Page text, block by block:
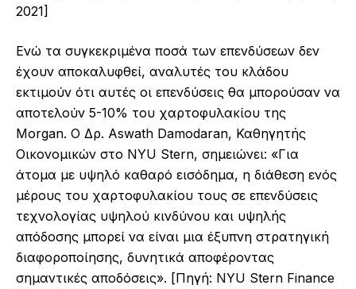
2021]
Ενώ τα συγκεκριμένα ποσά των επενδύσεων δεν
έχουν αποκαλυφθεί, αναλυτές του κλάδου
εκτιμούν ότι αυτές οι επενδύσεις θα μπορούσαν να
αποτελούν 5-10% του χαρτοφυλακίου της
Morgan. Ο Δρ. Aswath Damodaran, Καθηγητής
Οικονομικών στο NYU Stern, σημειώνει: «Για
άτομα με υψηλό καθαρό εισόδημα, η διάθεση ενός
μέρους του χαρτοφυλακίου τους σε επενδύσεις
τεχνολογίας υψηλού κινδύνου και υψηλής
απόδοσης μπορεί να είναι μια έξυπνη στρατηγική
διαφοροποίησης, δυνητικά αποφέροντας
σημαντικές αποδόσεις». [Πηγή: NYU Stern Finance